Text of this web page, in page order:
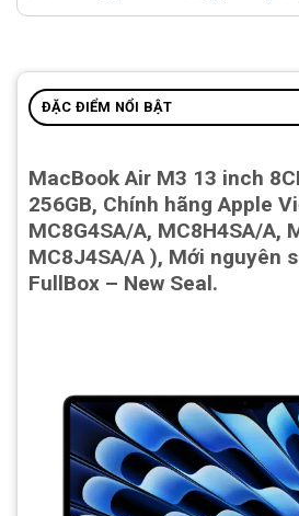
ĐẶC ĐIỂM NỔI BẬT
MacBook Air M3 13 inch
256GB, Chính hãng Apple
MC8G4SA/A, MC8H4SA/A,
MC8J4SA/A ), Mới nguyên
FullBox – New Seal.